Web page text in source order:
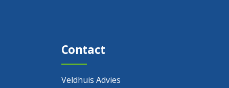
Contact
Veldhuis Advies